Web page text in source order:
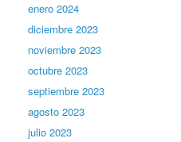
enero 2024
diciembre 2023
noviembre 2023
octubre 2023
septiembre 2023
agosto 2023
julio 2023